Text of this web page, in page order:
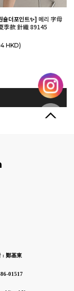
더포인트✨] 메리 字母
季款 針織 89145
HKD)
: 鄭基東
01517